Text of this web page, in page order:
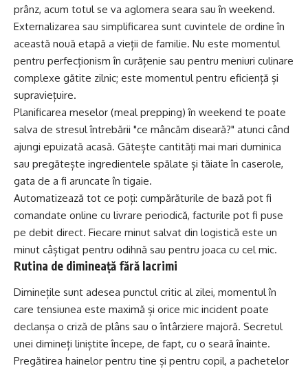
prânz, acum totul se va aglomera seara sau în weekend.
Externalizarea sau simplificarea sunt cuvintele de ordine în
această nouă etapă a vieții de familie. Nu este momentul
pentru perfecționism în curățenie sau pentru meniuri culinare
complexe gătite zilnic; este momentul pentru eficiență și
supraviețuire.
Planificarea meselor (meal prepping) în weekend te poate
salva de stresul întrebării "ce mâncăm diseară?" atunci când
ajungi epuizată acasă. Gătește cantități mai mari duminica
sau pregătește ingredientele spălate și tăiate în caserole,
gata de a fi aruncate în tigaie.
Automatizează tot ce poți: cumpărăturile de bază pot fi
comandate online cu livrare periodică, facturile pot fi puse
pe debit direct. Fiecare minut salvat din logistică este un
minut câștigat pentru odihnă sau pentru joaca cu cel mic.
Rutina de dimineață fără lacrimi
Diminețile sunt adesea punctul critic al zilei, momentul în
care tensiunea este maximă și orice mic incident poate
declanșa o criză de plâns sau o întârziere majoră. Secretul
unei dimineți liniștite începe, de fapt, cu o seară înainte.
Pregătirea hainelor pentru tine și pentru copil, a pachetelor